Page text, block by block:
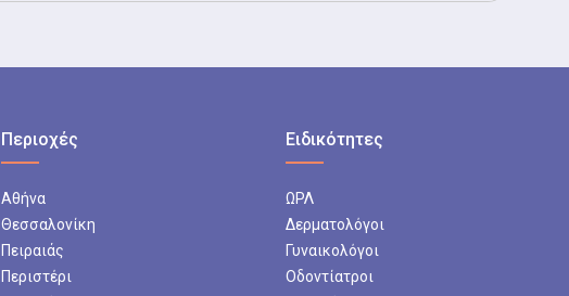
Ο διαθλαστικός έλεγχος είναι μια οφθαλμολογική εξέταση
Ο Έλεγχος Οπτικών Πεδίων είναι μια οφθαλμολογική εξέταση
που μετράει την έκταση της κεντρικής και περιφερικής
όρασής.
Περιοχές
Αθήνα
Θεσσαλονίκη
Πειραιάς
Περιστέρι
Ειδικότητες
ΩΡΛ
Δερματολόγοι
Γυναικολόγοι
Οδοντίατροι